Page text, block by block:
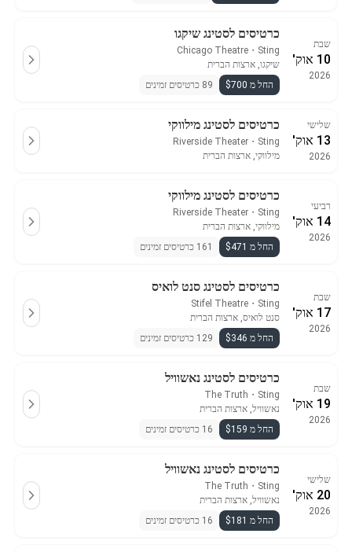
שבת
10 אוק'
2026
כרטיסים לסטינג שיקגו
Sting
・
Chicago Theatre
שיקגו, ארצות הברית
החל מ $700
89 כרטיסים זמינים
שלישי
13 אוק'
2026
כרטיסים לסטינג מילווקי
Sting
・
Riverside Theater
מילווקי, ארצות הברית
רביעי
14 אוק'
2026
כרטיסים לסטינג מילווקי
Sting
・
Riverside Theater
מילווקי, ארצות הברית
החל מ $471
161 כרטיסים זמינים
שבת
17 אוק'
2026
כרטיסים לסטינג סנט לואיס
Sting
・
Stifel Theatre
סנט לואיס, ארצות הברית
החל מ $346
129 כרטיסים זמינים
שבת
19 אוק'
2026
כרטיסים לסטינג נאשוויל
Sting
・
The Truth
נאשוויל, ארצות הברית
החל מ $159
16 כרטיסים זמינים
שלישי
20 אוק'
2026
כרטיסים לסטינג נאשוויל
Sting
・
The Truth
נאשוויל, ארצות הברית
החל מ $181
16 כרטיסים זמינים